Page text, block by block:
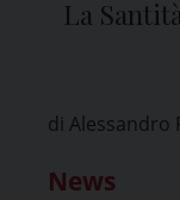
La
di Alessandro
News